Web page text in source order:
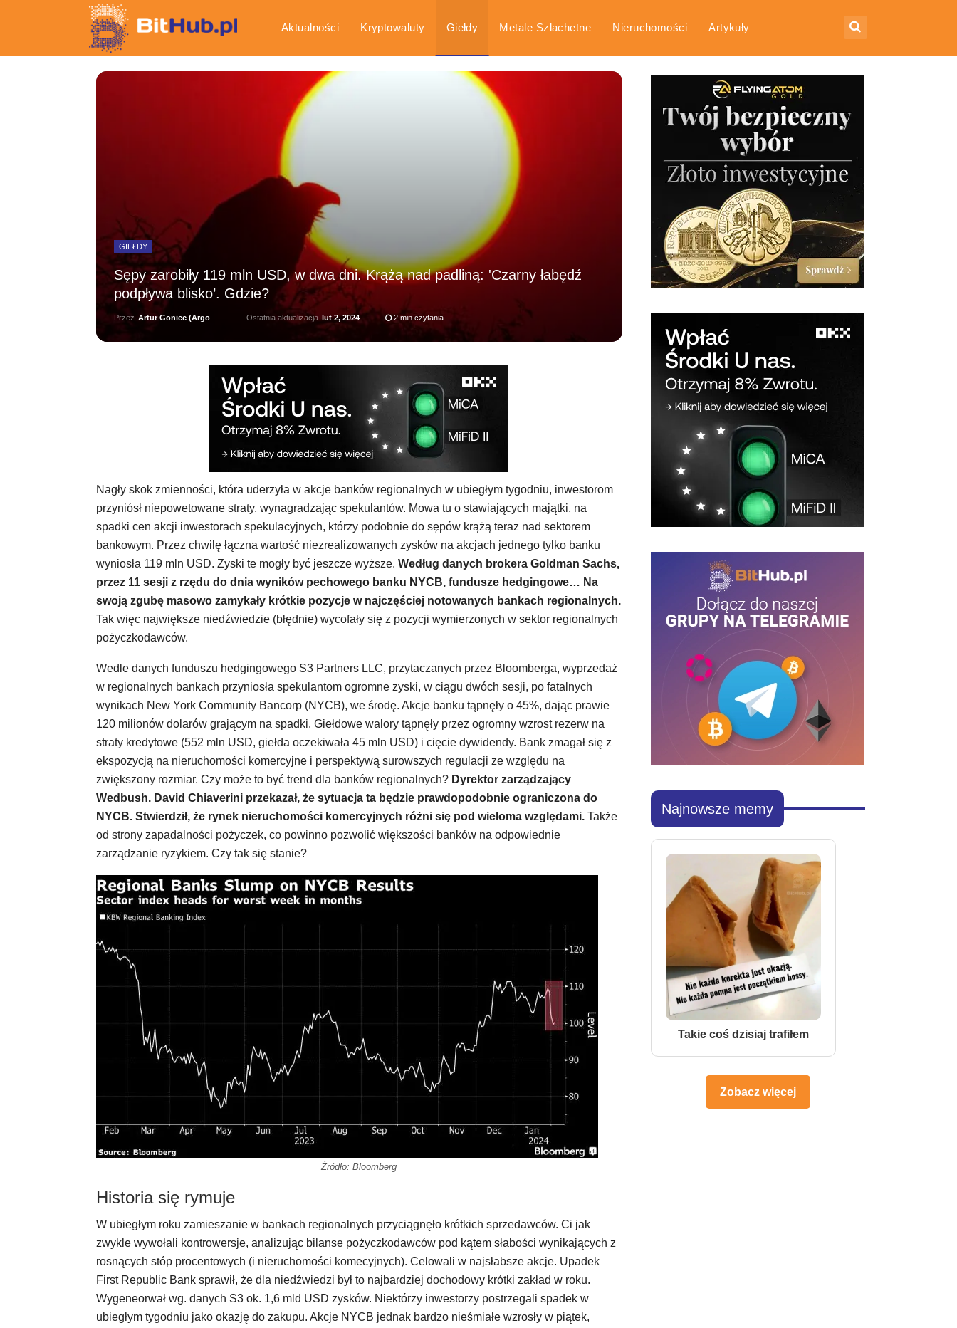
Aktualności Kryptowaluty Giełdy Metale Szlachetne Nieruchomości Artykuły
Gospodarka
GIEŁDY
Sępy zarobiły 119 mln USD, w dwa dni. Krążą nad padliną: 'Czarny łabędź
podpływa blisko’. Gdzie?
Przez Artur Goniec (Argonauta) Ostatnia aktualizacja lut 2, 2024 2 min czytania
Nagły skok zmienności, która uderzyła w akcje banków regionalnych w ubiegłym tygodniu, inwestorom
przyniósł niepowetowane straty, wynagradzając spekulantów. Mowa tu o stawiających majątki, na
spadki cen akcji inwestorach spekulacyjnych, którzy podobnie do sępów krążą teraz nad sektorem
bankowym. Przez chwilę łączna wartość niezrealizowanych zysków na akcjach jednego tylko banku
wyniosła 119 mln USD. Zyski te mogły być jeszcze wyższe. Według danych brokera Goldman Sachs,
przez 11 sesji z rzędu do dnia wyników pechowego banku NYCB, fundusze hedgingowe… Na
swoją zgubę masowo zamykały krótkie pozycje w najczęściej notowanych bankach regionalnych.
Tak więc największe niedźwiedzie (błędnie) wycofały się z pozycji wymierzonych w sektor regionalnych
pożyczkodawców.
Wedle danych funduszu hedgingowego S3 Partners LLC, przytaczanych przez Bloomberga, wyprzedaż
w regionalnych bankach przyniosła spekulantom ogromne zyski, w ciągu dwóch sesji, po fatalnych
wynikach New York Community Bancorp (NYCB), we środę. Akcje banku tąpnęły o 45%, dając prawie
120 milionów dolarów grającym na spadki. Giełdowe walory tąpnęły przez ogromny wzrost rezerw na
straty kredytowe (552 mln USD, giełda oczekiwała 45 mln USD) i cięcie dywidendy. Bank zmagał się z
ekspozycją na nieruchomości komercyjne i perspektywą surowszych regulacji ze względu na
zwiększony rozmiar. Czy może to być trend dla banków regionalnych? Dyrektor zarządzający
Wedbush. David Chiaverini przekazał, że sytuacja ta będzie prawdopodobnie ograniczona do
NYCB. Stwierdził, że rynek nieruchomości komercyjnych różni się pod wieloma względami. Także
od strony zapadalności pożyczek, co powinno pozwolić większości banków na odpowiednie
zarządzanie ryzykiem. Czy tak się stanie?
Źródło: Bloomberg
Historia się rymuje
W ubiegłym roku zamieszanie w bankach regionalnych przyciągnęło krótkich sprzedawców. Ci jak
zwykle wywołali kontrowersje, analizując bilanse pożyczkodawców pod kątem słabości wynikających z
rosnących stóp procentowych (i nieruchomości komecyjnych). Celowali w najsłabsze akcje. Upadek
First Republic Bank sprawił, że dla niedźwiedzi był to najbardziej dochodowy krótki zakład w roku.
Wygeneorwał wg. danych S3 ok. 1,6 mld USD zysków. Niektórzy inwestorzy postrzegali spadek w
ubiegłym tygodniu jako okazję do zakupu. Akcje NYCB jednak bardzo nieśmiałe wzrosły w piątek,
Najnowsze memy
Takie coś dzisiaj trafiłem
Zobacz więcej